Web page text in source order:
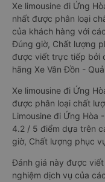
Xe limousine đi Ứng
nhất được phân loại
của khách hàng với
Đúng giờ, Chất lượng
được viết trực tiếp bởi
hãng Xe Vân Đồn -
Xe limousine đi Ứng
được phân loại chất
Limousine đi Ứng Hòa
4.2 / 5 điểm dựa trên
giờ, Chất lượng phục
Đánh giá này được
nghiệm dịch vụ của